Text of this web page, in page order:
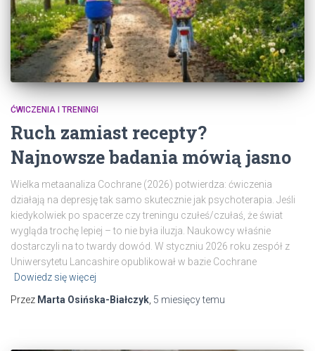
ĆWICZENIA I TRENINGI
Ruch zamiast recepty?
Najnowsze badania mówią jasno
Wielka metaanaliza Cochrane (2026) potwierdza: ćwiczenia
działają na depresję tak samo skutecznie jak psychoterapia. Jeśli
kiedykolwiek po spacerze czy treningu czułeś/czułaś, że świat
wygląda trochę lepiej – to nie była iluzja. Naukowcy właśnie
dostarczyli na to twardy dowód. W styczniu 2026 roku zespół z
Uniwersytetu Lancashire opublikował w bazie Cochrane
Dowiedz się więcej
Przez Marta Osińska-Białczyk 5 miesięcytemu